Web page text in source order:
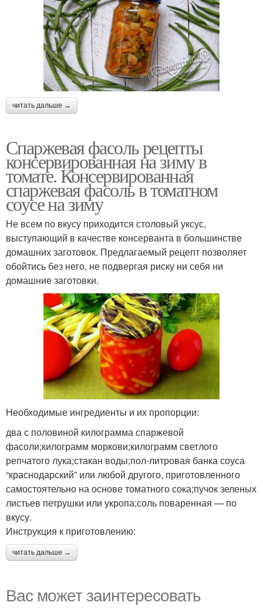
читать дальше →
Спаржевая фасоль рецепты
консервированная на зиму в
томате. Консервированная
спаржевая фасоль в томатном
соусе на зиму
Не всем по вкусу приходится столовый уксус,
выступающий в качестве консерванта в большинстве
домашних заготовок. Предлагаемый рецепт позволяет
обойтись без него, не подвергая риску ни себя ни
домашние заготовки.
Необходимые ингредиенты и их пропорции:
два с половиной килограмма спаржевой
фасоли;килограмм моркови;килограмм светлого
репчатого лука;стакан воды;пол-литровая банка соуса
“краснодарский” или любой другого, приготовленного
самостоятельно на основе томатного сока;пучок зеленых
листьев петрушки или укропа;соль поваренная — по
вкусу.
Инструкция к приготовлению:
читать дальше →
Вас может заинтересовать